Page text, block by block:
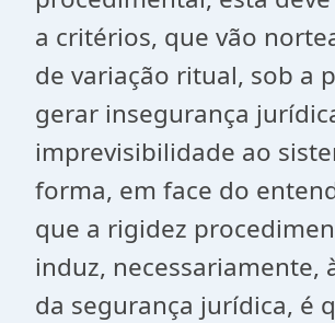
a critérios, que vão
de variação ritual, sob a
gerar insegurança
imprevisibilidade ao
forma, em face do
que a rigidez
induz, necessariamente,
da segurança jurídica, é